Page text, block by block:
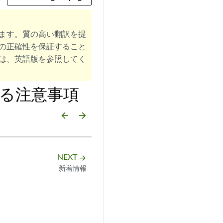
す。質の高い翻訳を提
正確性を保証すること
、英語版を参照してく
注意事項
arrow_backward arrow_forward
NEXT arrow_forward
新着情報